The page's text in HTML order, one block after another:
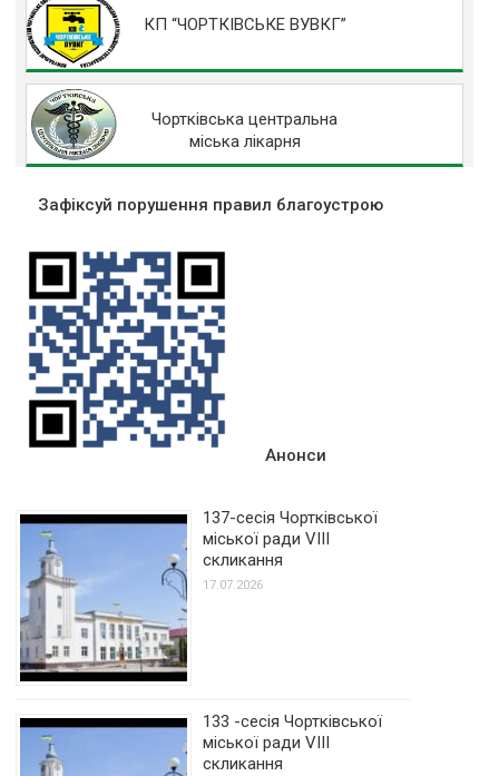
КП “ЧОРТКІВСЬКЕ ВУВКГ”
Чортківська центральна
міська лікарня
Зафіксуй порушення правил благоустрою
Анонси
137-сесія Чортківської
міської ради VIII
скликання
17.07.2026
133 -сесія Чортківської
міської ради VIII
скликання